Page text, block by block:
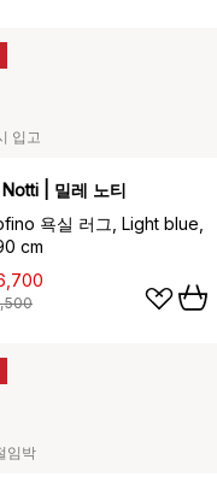
입고
| 밀레 노티
욕실 러그, Light blue,
cm
임박